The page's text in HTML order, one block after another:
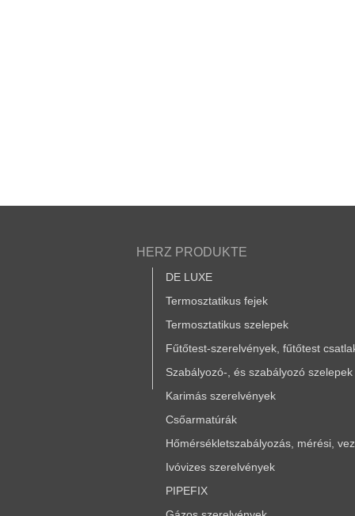
HERZ PRODUKTE
DE LUXE
Termosztatikus fejek
Termosztatikus szelepek
Fűtőtest-szerelvények, fűtőtest
Szabályozó-, és szabályozó szelepek
Karimás szerelvények
Csőarmatúrák
Hőmérsékletszabályozás, mérési,
Ivóvizes szerelvények
PIPEFIX